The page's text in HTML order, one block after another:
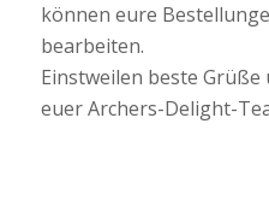
können eure
bearbeiten.
Einstweilen beste Grüße
euer Archers-Delight-